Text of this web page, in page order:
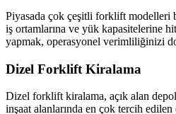
Piyasada çok çeşitli forklift modelleri
iş ortamlarına ve yük kapasitelerine
yapmak, operasyonel verimliliğinizi
Dizel Forklift Kiralama
Dizel forklift kiralama, açık alan
inşaat alanlarında en çok tercih